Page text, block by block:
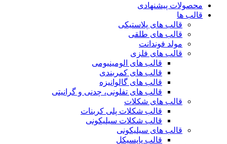
محصولات پیشنهادی
قالب ها
قالب های پلاستیکی
قالب های طلقی
مولد فوندانت
قالب های فلزی
قالب های الومینیومی
قالب های کمربندی
قالب های گالوانیزه
قالب های تفلونی، چدنی و گرانیتی
قالب های شکلات
قالب شکلات پلی کربنات
قالب شکلات سیلیکونی
قالب های سیلیکونی
قالب پاپسیکل